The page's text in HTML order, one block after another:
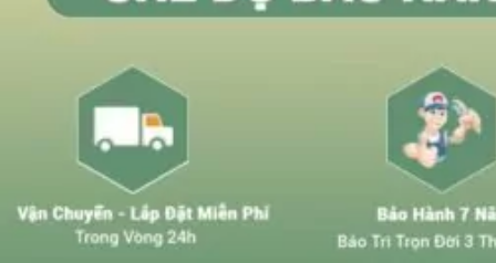
Sấy được nhiều quần áo cùng 1 lúc, MS 004 có thể sấy từ
Hoạt động êm ái,
tiếng ồn nhẹ và gần như không nghe rõ
Thích hợp với mọi gia đình, nhất là đối với những nơi thiếu
không gian phơi đồ và cả với những gia đình có người già &
trẻ nhỏ, luôn yêu cầu có đủ lượng quần áo khô để mặc mỗi
ngày đảm bảo sức khỏe.
Cách sử dụng máy sấy quần áo Nonan
MS004 Hiệu quả và an toàn